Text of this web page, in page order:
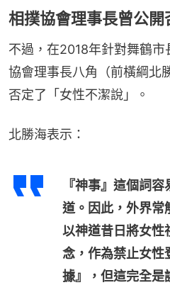
相撲協會理事長曾公開
不過，在2018年針對舞鶴
協會理事長八角（前橫綱北
否定了「女性不潔說」。
北勝海表示：
『神事』這個詞
道。因此，外界常
以神道昔日將女性
念，作為禁止女性
據』，但這完全是